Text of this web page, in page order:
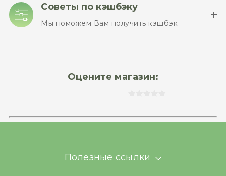
Советы по кэшбэку
Мы поможем Вам получить кэшбэк
Оцените магазин:
Полезные ссылки